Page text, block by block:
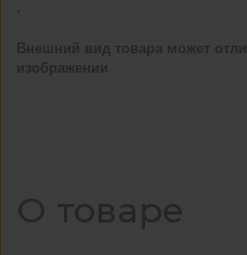
Внешний вид товара может
изображении
О товаре